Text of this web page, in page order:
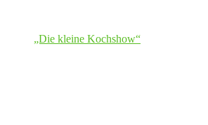
„Die kleine Kochshow“